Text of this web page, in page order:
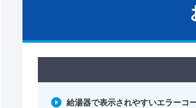
給湯器で表示されやすいエラーコ